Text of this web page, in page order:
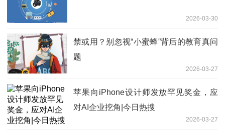
2026-03-30
禁或用？别忽视“小蜜蜂”背后的教育真问
题
2026-03-27
苹果向iPhone设计师发放罕见奖金，应
对AI企业挖角|今日热搜
2026-03-27